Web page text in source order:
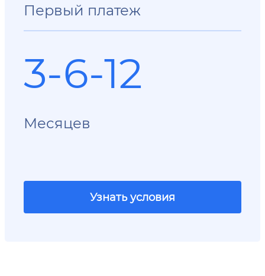
Первый платеж
3-6-12
Месяцев
Узнать условия